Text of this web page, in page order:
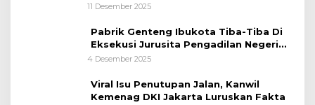
11 Desember 2025
Pabrik Genteng Ibukota Tiba-Tiba Di
Eksekusi Jurusita Pengadilan Negeri
Tangerang, Diduga Cacat Hukum Sejak
4 Desember 2025
Viral Isu Penutupan Jalan, Kanwil
Kemenag DKI Jakarta Luruskan Fakta